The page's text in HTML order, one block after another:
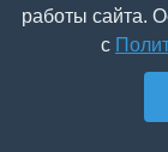
данных
Перезвоните мне
работы сайта.
с